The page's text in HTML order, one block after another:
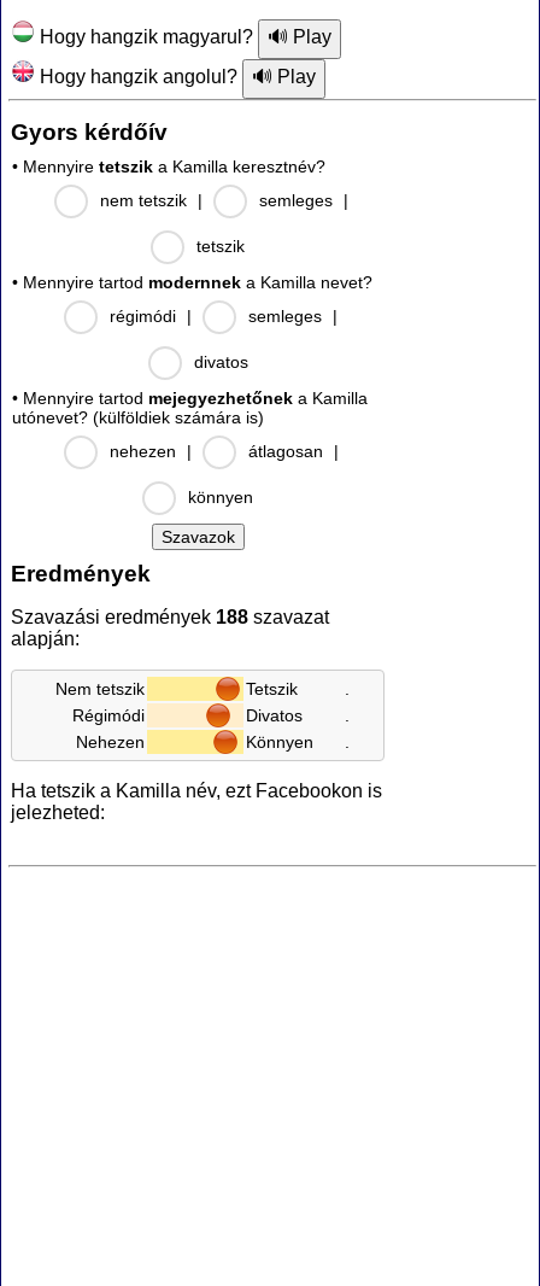
Hogy hangzik magyarul?
Hogy hangzik angolul?
Gyors kérdőív
• Mennyire tetszik a Kamilla keresztnév?
nem tetszik
| semleges |
tetszik
• Mennyire tartod modernnek a Kamilla nevet?
régimódi
| semleges |
divatos
• Mennyire tartod mejegyezhetőnek a Kamilla
utónevet? (külföldiek számára is)
nehezen
| átlagosan |
könnyen
Eredmények
Szavazási eredmények 188 szavazat
alapján:
Nem tetszik Tetszik
Régimódi
Divatos
Nehezen
Könnyen
Ha tetszik a Kamilla név, ezt Facebookon is
jelezheted: